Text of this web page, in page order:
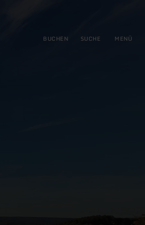
BUCHEN SUCHE MENÜ